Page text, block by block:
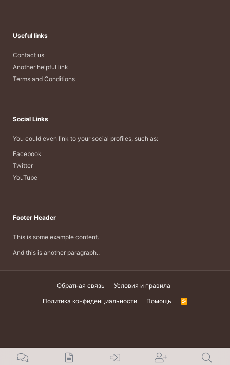
Useful links
Contact us
Another helpful link
Terms and Conditions
Social Links
You could even link to your social profiles, such as:
Facebook
Twitter
YouTube
Footer Header
This is some example content.
And this is another paragraph..
Обратная связь
Условия и правила
Политика конфиденциальности
Помощь
R